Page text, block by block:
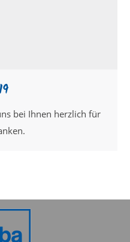
bei Ihnen herzlich für